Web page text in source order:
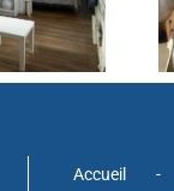
Accueil